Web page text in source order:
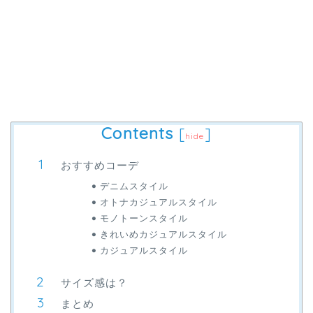
Contents [hide ]
おすすめコーデ
デニムスタイル
オトナカジュアルスタイル
モノトーンスタイル
きれいめカジュアルスタイル
カジュアルスタイル
サイズ感は？
まとめ